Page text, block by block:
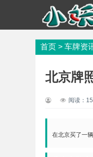
首页 > 车牌资
北京牌
阅读：
在北京买了一